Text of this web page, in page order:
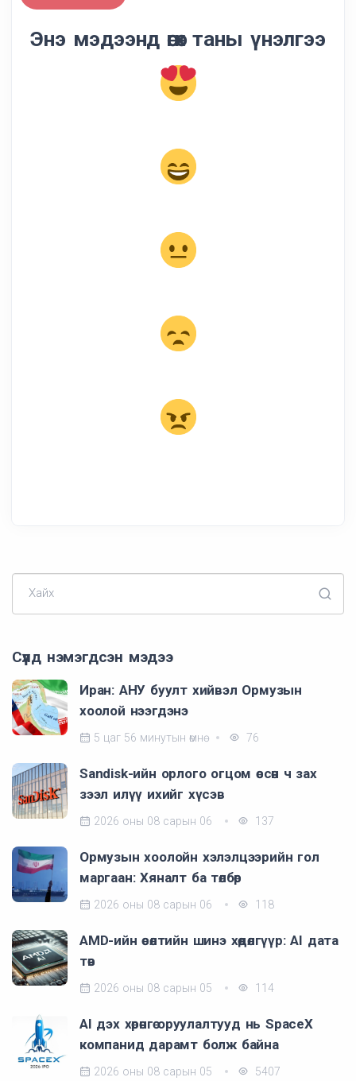
Энэ мэдээнд өгөх таны үнэлгээ
Хайх
Сүүлд нэмэгдсэн мэдээ
Иран: АНУ буулт хийвэл Ормузын
хоолой нээгдэнэ
5 цаг 56 минутын өмнө 76
Sandisk-ийн орлого огцом өссөн ч зах
зээл илүү ихийг хүсэв
2026 оны 08 сарын 06 137
Ормузын хоолойн хэлэлцээрийн гол
маргаан: Хяналт ба төлбөр
2026 оны 08 сарын 06 118
AMD-ийн өсөлтийн шинэ хөдөлгүүр: AI дата
төв
2026 оны 08 сарын 05 114
AI дэх хөрөнгө оруулалтууд нь SpaceX
компанид дарамт болж байна
2026 оны 08 сарын 05 5407